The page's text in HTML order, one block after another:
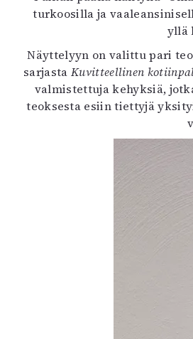
turkoosilla ja
yllä
Näyttelyyn on valittu pari
sarjasta Kuvitteellinen
valmistettuja kehyksiä,
teoksesta esiin tiettyjä